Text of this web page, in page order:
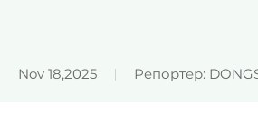
Nov 18,2025 Репортер: